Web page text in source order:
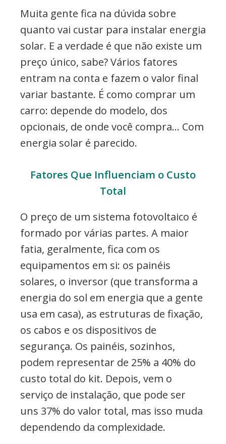
Muita gente fica na dúvida sobre
quanto vai custar para instalar energia
solar. E a verdade é que não existe um
preço único, sabe? Vários fatores
entram na conta e fazem o valor final
variar bastante. É como comprar um
carro: depende do modelo, dos
opcionais, de onde você compra… Com
energia solar é parecido.
Fatores Que Influenciam o Custo
Total
O preço de um sistema fotovoltaico é
formado por várias partes. A maior
fatia, geralmente, fica com os
equipamentos em si: os painéis
solares, o inversor (que transforma a
energia do sol em energia que a gente
usa em casa), as estruturas de fixação,
os cabos e os dispositivos de
segurança. Os painéis, sozinhos,
podem representar de 25% a 40% do
custo total do kit. Depois, vem o
serviço de instalação, que pode ser
uns 37% do valor total, mas isso muda
dependendo da complexidade.